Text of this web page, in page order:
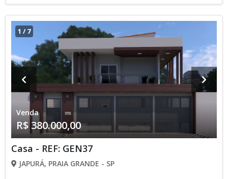
1 /7
Venda
R$ 380.000,00
Casa - REF: GEN37
JAPURÁ, PRAIA GRANDE - SP